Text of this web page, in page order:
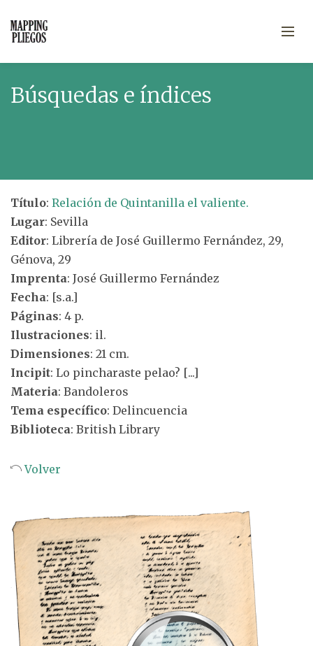
Búsquedas e índices
Título: Relación de Quintanilla el valiente.
Lugar: Sevilla
Editor: Librería de José Guillermo Fernández, 29,
Génova, 29
Imprenta: José Guillermo Fernández
Fecha: [s.a.]
Páginas: 4 p.
Ilustraciones: il.
Dimensiones: 21 cm.
Incipit: Lo pincharaste pelao? [...]
Materia: Bandoleros
Tema específico: Delincuencia
Biblioteca: British Library
Volver